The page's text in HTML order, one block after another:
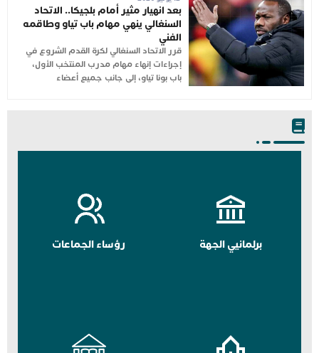
بعد انهيار مثير أمام بلجيكا.. الاتحاد
السنغالي ينهي مهام باب تياو وطاقمه
الفني
قرر الاتحاد السنغالي لكرة القدم الشروع في
إجراءات إنهاء مهام مدرب المنتخب الأول،
باب بونا تياو، إلى جانب جميع أعضاء
برلمانيي الجهة رؤساء الجماعات